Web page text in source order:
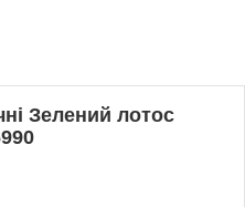
Зелений лотос